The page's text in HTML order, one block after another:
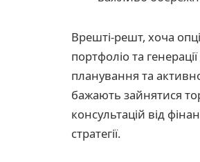
Врешті-решт, хоча
портфоліо та
планування та
бажають зайнятися
консультацій від
стратегії.